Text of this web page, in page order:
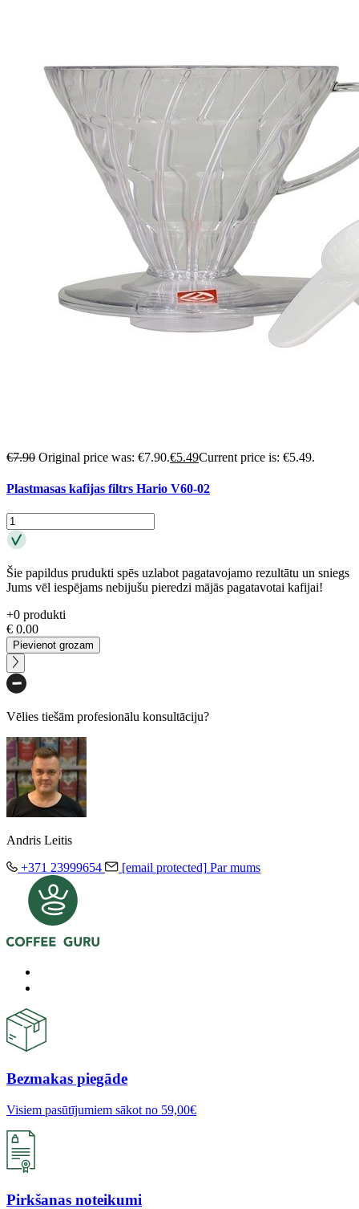
€7.90 Original price was: €7.90.€5.49Current price is: €5.49.
Plastmasas kafijas filtrs Hario V60-02
Šie papildus prudukti spēs uzlabot pagatavojamo rezultātu un sniegs
Jums vēl iespējams nebijušu pieredzi mājās pagatavotai kafijai!
+0 produkti
€ 0.00
Pievienot grozam
Vēlies tiešām profesionālu konsultāciju?
Andris Leitis
+371 23999654
[email protected] Par mums
Bezmakas piegāde
Visiem pasūtījumiem sākot no 59,00€
Pirkšanas noteikumi